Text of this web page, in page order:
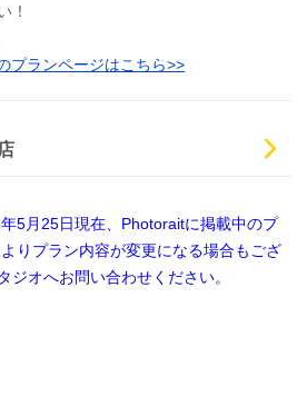
！
プランページはこちら>>
5月25日現在、Photoraitに掲載中のプ
りプラン内容が変更になる場合もござ
ジオへお問い合わせください。